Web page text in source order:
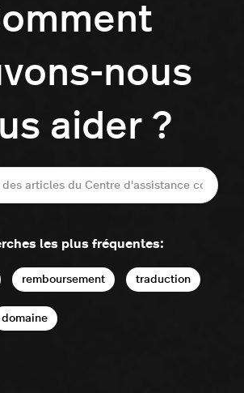
nous
aider ?
les plus fréquentes:
remboursement traduction
domaine